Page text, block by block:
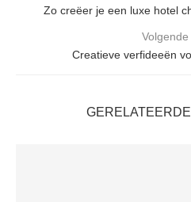
Zo creëer je een luxe hotel
Volgende
Creatieve verfideeën